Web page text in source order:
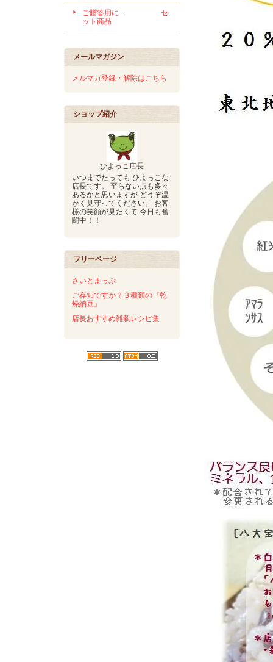
ご贈答用に... セ
ット商品
メールマガジン
メルマガ登録・解除はこちら
ショップ紹介
ひよっこ店長
いつまでたっても ひよっこな
店長です。 至らない点も多々
あるかと思いますが どうぞ温
かく見守ってください。 お客
様の笑顔が見たくて 今日も奮
闘中！！
フリーページ
さいとまっぷ
ご存知ですか？３種類の『乾
燥納豆』
店長おすすめ雑穀レシピ集